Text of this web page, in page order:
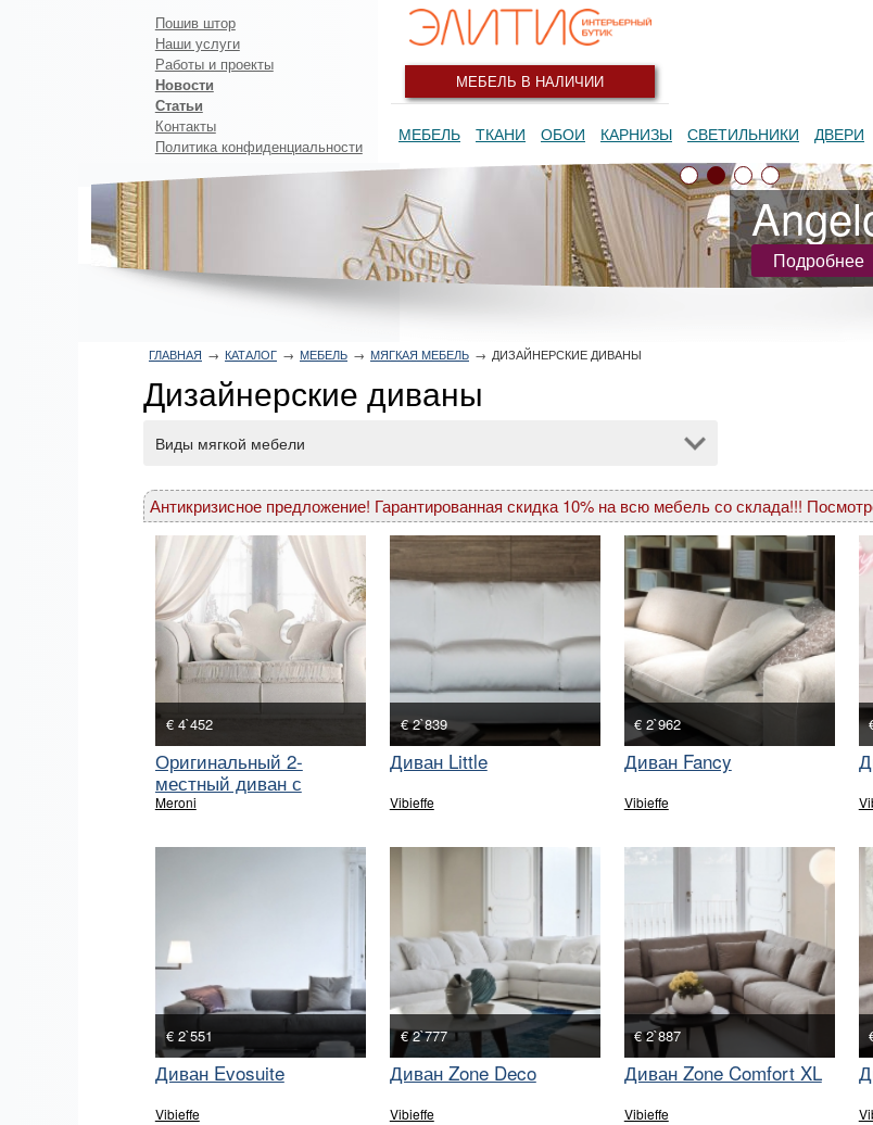
МЕБЕЛЬ В НАЛИЧИИ
МЕБЕЛЬ ТКАНИ ОБОИ КАРНИЗЫ СВЕТИЛЬНИКИ ДВЕРИ
ГЛАВНАЯ → КАТАЛОГ → МЕБЕЛЬ → МЯГКАЯ МЕБЕЛЬ → ДИЗАЙНЕРСКИЕ ДИВАНЫ
Дизайнерские диваны
Виды мягкой мебели
Антикризисное предложение! Гарантированная скидка 10% на всю мебель со склада!!!
€ 4`452
Оригинальный 2-
местный диван с
фигурной спинкой
Meroni
€ 2`839
Диван Little
Vibieffe
€ 2`962
Диван Fancy
Vibieffe
€ 2`551
Диван Evosuite
Vibieffe
€ 2`777
Диван Zone Deco
Vibieffe
€ 2`887
Диван Zone Comfort XL
Vibieffe
Пошив штор
Наши услуги
Работы и проекты
Новости
Статьи
Контакты
Политика конфиденциальности
Подробнее